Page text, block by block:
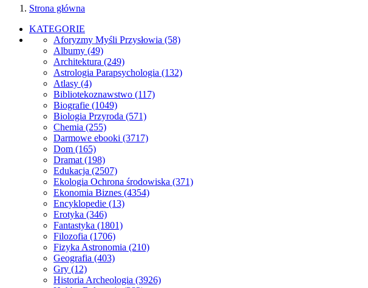
Strona główna
KATEGORIE
Aforyzmy Myśli Przysłowia (58)
Albumy (49)
Architektura (249)
Astrologia Parapsychologia (132)
Atlasy (4)
Bibliotekoznawstwo (117)
Biografie (1049)
Biologia Przyroda (571)
Chemia (255)
Darmowe ebooki (3717)
Dom (165)
Dramat (198)
Edukacja (2507)
Ekologia Ochrona środowiska (371)
Ekonomia Biznes (4354)
Encyklopedie (13)
Erotyka (346)
Fantastyka (1801)
Filozofia (1706)
Fizyka Astronomia (210)
Geografia (403)
Gry (12)
Historia Archeologia (3926)